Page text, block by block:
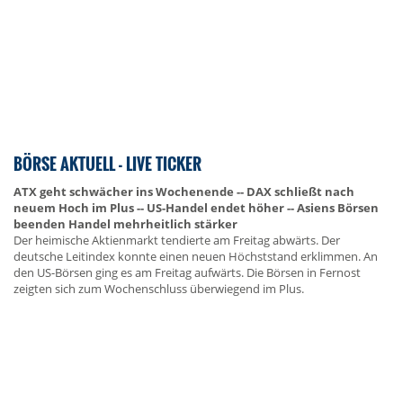
BÖRSE AKTUELL - LIVE TICKER
ATX geht schwächer ins Wochenende -- DAX schließt nach
neuem Hoch im Plus -- US-Handel endet höher -- Asiens Börsen
beenden Handel mehrheitlich stärker
Der heimische Aktienmarkt tendierte am Freitag abwärts. Der
deutsche Leitindex konnte einen neuen Höchststand erklimmen. An
den US-Börsen ging es am Freitag aufwärts. Die Börsen in Fernost
zeigten sich zum Wochenschluss überwiegend im Plus.